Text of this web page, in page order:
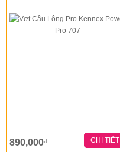
890,000đ CHI TIẾT